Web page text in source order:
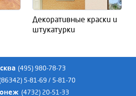
Декоративные краски и
штукатурки
(495) 980-78-73
5-81-69 / 5-81-70
(4732) 20-51-33